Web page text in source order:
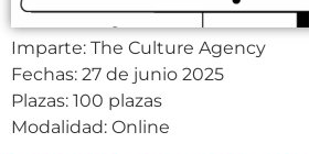
Imparte: The Culture Agency
Fechas: 27 de junio 2025
Plazas: 100 plazas
Modalidad: Online